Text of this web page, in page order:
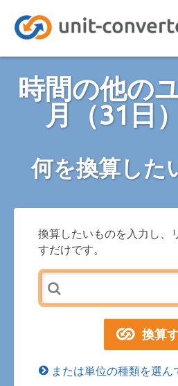
時間の他の
月（31日
何を換算した
換算したいものを入力し、
すだけです。
または単位の種類を選ん